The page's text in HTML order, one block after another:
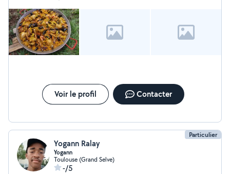
Voir le profil Contacter
Particulier
Yogann Ralay
Yogann
Toulouse (Grand Selve)
-/5